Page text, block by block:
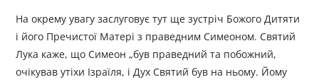
На окрему увагу заслуговує тут ще зустріч Божого Дитяти
і його Пречистої Матері з праведним Симеоном. Святий
Лука каже, що Симеон „був праведний та побожний,
очікував утіхи Ізраїля, і Дух Святий був на ньому. Йому